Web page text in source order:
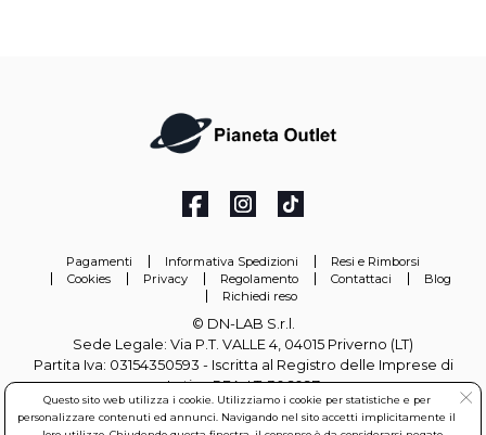
Pagamenti Informativa Spedizioni
Resi e Rimborsi
Cookies
Privacy Regolamento Contattaci
Blog
Richiedi reso
© DN-LAB S.r.l.
Sede Legale: Via P.T. VALLE 4, 04015 Priverno (LT)
Partita Iva: 03154350593 - Iscritta al Registro delle Imprese di
Latina REA: LT-306097
info@pianetaoutlet.it
Questo sito web utilizza i cookie. Utilizziamo i cookie per statistiche e per
personalizzare contenuti ed annunci. Navigando nel sito accetti implicitamente il